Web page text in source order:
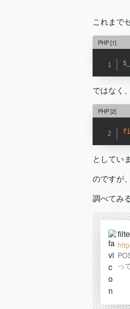
これまで
PHP[1]
ではなく、
PHP[2]
としてい
のですが
調べてみ
っ